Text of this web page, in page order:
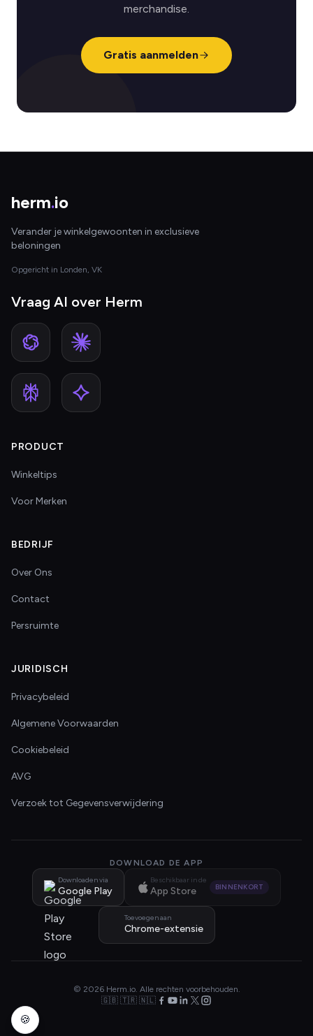
merchandise.
Gratis aanmelden
herm.io
Verander je winkelgewoonten in exclusieve
beloningen
Opgericht in Londen, VK
Vraag AI over Herm
PRODUCT
Winkeltips
Voor Merken
BEDRIJF
Over Ons
Contact
Persruimte
JURIDISCH
Privacybeleid
Algemene Voorwaarden
Cookiebeleid
AVG
Verzoek tot Gegevensverwijdering
DOWNLOAD DE APP
Downloaden via
Google Play
Beschikbaar in de
App Store BINNENKORT
Toevoegen aan
Chrome-extensie
© 2026 Herm.io. Alle rechten voorbehouden.
🇬🇧 🇹🇷 🇳🇱
🍪